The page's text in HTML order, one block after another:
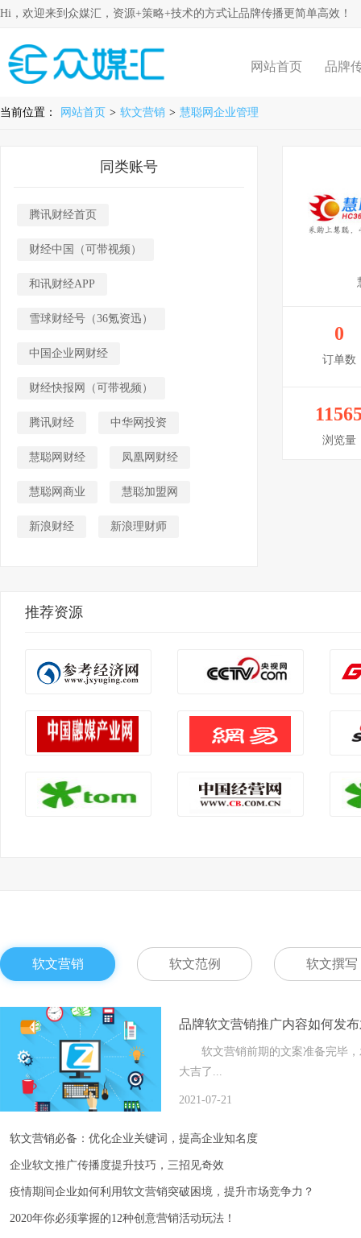
Hi，欢迎来到众媒汇，资源+策略+技术的方式让品牌传播更简单高效！
网站首页 品牌
当前位置： 网站首页 > 软文营销 > 慧聪网企业管理
同类账号
腾讯财经首页
财经中国（可带视频）
和讯财经APP
雪球财经号（36氪资迅）
中国企业网财经
财经快报网（可带视频）
腾讯财经 中华网投资
慧聪网财经 凤凰网财经
慧聪网商业 慧聪加盟网
新浪财经 新浪理财师
0
订单数
浏览量
推荐资源
软文营销 软文范例 软文撰写
品牌软文营销推广内容如何发
软文营销前期的文案准备完毕，
大吉了...
2021-07-21
软文营销必备：优化企业关键词，提高企业知名度
企业软文推广传播度提升技巧，三招见奇效
疫情期间企业如何利用软文营销突破困境，提升市场竞争力？
2020年你必须掌握的12种创意营销活动玩法！